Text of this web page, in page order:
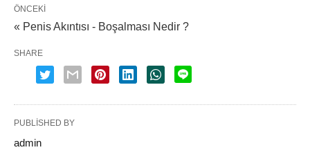
ÖNCEKI
« Penis Akıntısı - Boşalması Nedir ?
SHARE
PUBLISHED BY
admin